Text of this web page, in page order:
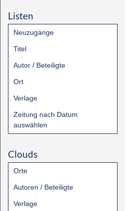
Listen
Neuzugänge
Titel
Autor / Beteiligte
Ort
Verlage
Zeitung nach Datum
auswählen
Clouds
Orte
Autoren / Beteiligte
Verlage